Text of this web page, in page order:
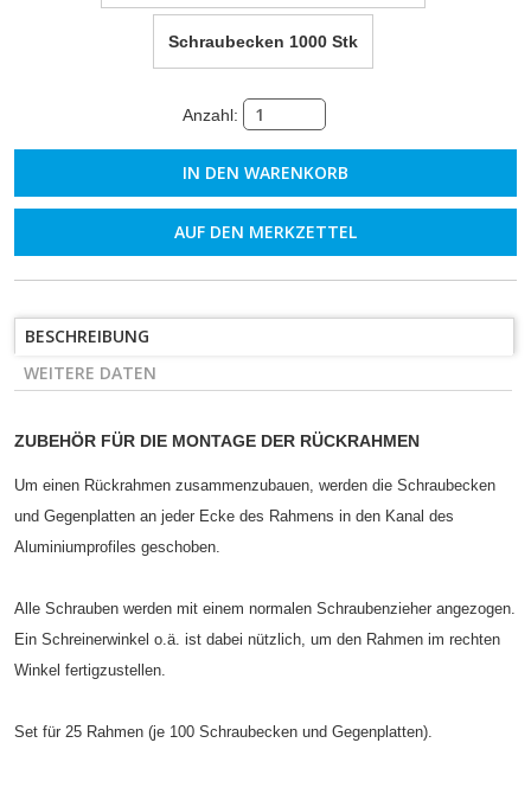
Schraubecken 1000 Stk
Anzahl:
AUF DEN MERKZETTEL
BESCHREIBUNG
WEITERE DATEN
ZUBEHÖR FÜR DIE MONTAGE DER RÜCKRAHMEN
Um einen Rückrahmen zusammenzubauen, werden die Schraubecken
und Gegenplatten an jeder Ecke des Rahmens in den Kanal des
Aluminiumprofiles geschoben.
Alle Schrauben werden mit einem normalen Schraubenzieher angezogen.
Ein Schreinerwinkel o.ä. ist dabei nützlich, um den Rahmen im rechten
Winkel fertigzustellen.
Set für 25 Rahmen (je 100 Schraubecken und Gegenplatten).